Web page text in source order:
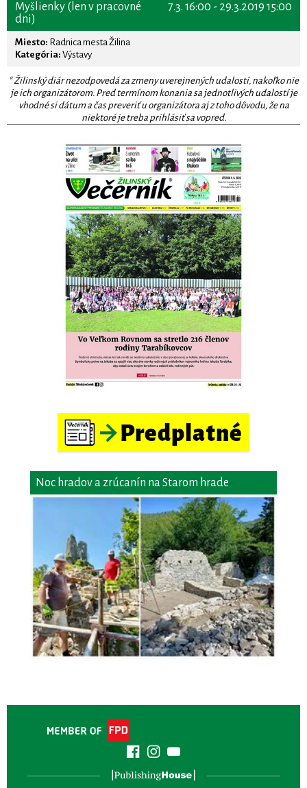
7.3. 16:00 - 29.3.2019 15:00
Myšlienky (len v pracovné
dni)
Miesto: Radnica mesta Žilina
Kategória: Výstavy
* Žilinský diár nezodpovedá za zmeny uverejnených udalostí, nakoľko nie
je ich organizátorom. Pred termínom konania sa jednotlivých udalostí je
vhodné si dátum a čas preveriť u organizátora aj z toho dôvodu, že na
niektoré je treba prihlásiť sa vopred.
Noc hradov a zrúcanín na Starom hrade